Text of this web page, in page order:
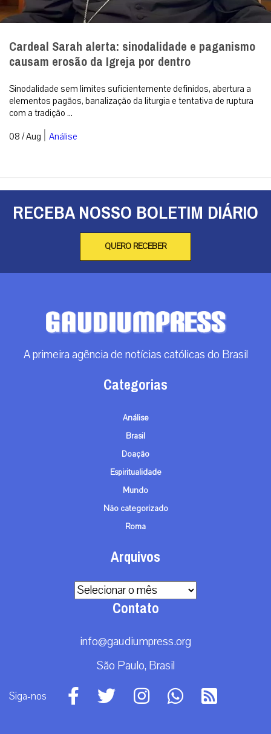
Cardeal Sarah alerta: sinodalidade e paganismo
causam erosão da Igreja por dentro
Sinodalidade sem limites suficientemente definidos, abertura a
elementos pagãos, banalização da liturgia e tentativa de ruptura
com a tradição ...
08 / Aug | Análise
RECEBA NOSSO BOLETIM DIÁRIO
QUERO RECEBER
A primeira agência de notícias católicas do Brasil
Categorias
Análise
Brasil
Doação
Espiritualidade
Mundo
Não categorizado
Roma
Arquivos
Arquivos
Contato
info@gaudiumpress.org
São Paulo, Brasil
Siga-nos